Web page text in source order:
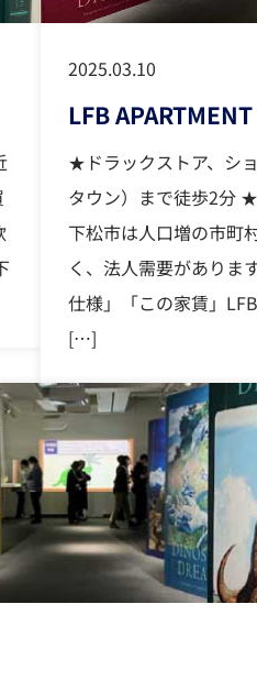
2025.03.10
LFB
★ドラックストア、シ
タウン）まで徒歩2分
下松市は人口増の市町
く、法人需要がありま
仕様」「この家賃」
[…]